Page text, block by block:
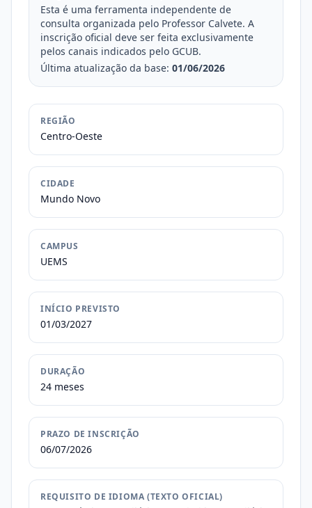
Esta é uma ferramenta independente de
consulta organizada pelo Professor Calvete. A
inscrição oficial deve ser feita exclusivamente
pelos canais indicados pelo GCUB.
Última atualização da base: 01/06/2026
REGIÃO
Centro-Oeste
CIDADE
Mundo Novo
CAMPUS
UEMS
INÍCIO PREVISTO
01/03/2027
DURAÇÃO
24 meses
PRAZO DE INSCRIÇÃO
06/07/2026
REQUISITO DE IDIOMA (TEXTO OFICIAL)